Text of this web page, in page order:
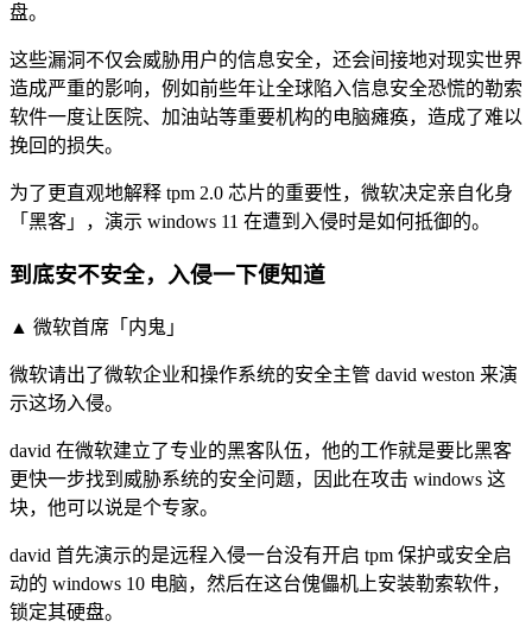
盘。
这些漏洞不仅会威胁用户的信息安全，还会间接地对现实世界
造成严重的影响，例如前些年让全球陷入信息安全恐慌的勒索
软件一度让医院、加油站等重要机构的电脑瘫痪，造成了难以
挽回的损失。
为了更直观地解释 tpm 2.0 芯片的重要性，微软决定亲自化身
「黑客」，演示 windows 11 在遭到入侵时是如何抵御的。
到底安不安全，入侵一下便知道
▲ 微软首席「内鬼」
微软请出了微软企业和操作系统的安全主管 david weston 来演
示这场入侵。
david 在微软建立了专业的黑客队伍，他的工作就是要比黑客
更快一步找到威胁系统的安全问题，因此在攻击 windows 这
块，他可以说是个专家。
david 首先演示的是远程入侵一台没有开启 tpm 保护或安全启
动的 windows 10 电脑，然后在这台傀儡机上安装勒索软件，
锁定其硬盘。